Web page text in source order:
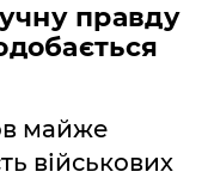
правду
майже
військових